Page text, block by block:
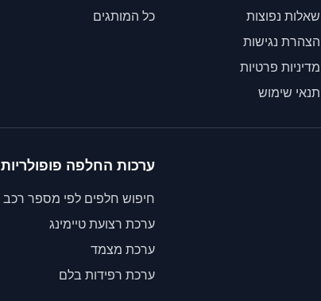
שאלות נפוצות
הצהרת נגישות
מדיניות פרטיות
תנאי שימוש
כל המותגים
ערכות החלפה פופולריות
חיפוש חלפים לפי מספר רכב
ערכת רצועת טיימינג
ערכת מצמד
ערכת רפידות בלם